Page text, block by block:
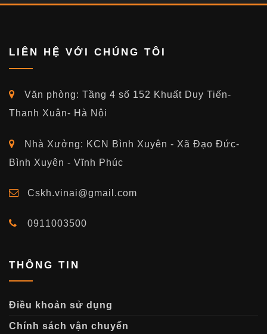
LIÊN HỆ VỚI CHÚNG TÔI
Văn phòng: Tầng 4 số 152 Khuất Duy Tiến-
Thanh Xuân- Hà Nội
Nhà Xưởng: KCN Bình Xuyên - Xã Đạo Đức-
Bình Xuyên - Vĩnh Phúc
Cskh.vinai@gmail.com
0911003500
THÔNG TIN
Điều khoản sử dụng
Chính sách vận chuyển